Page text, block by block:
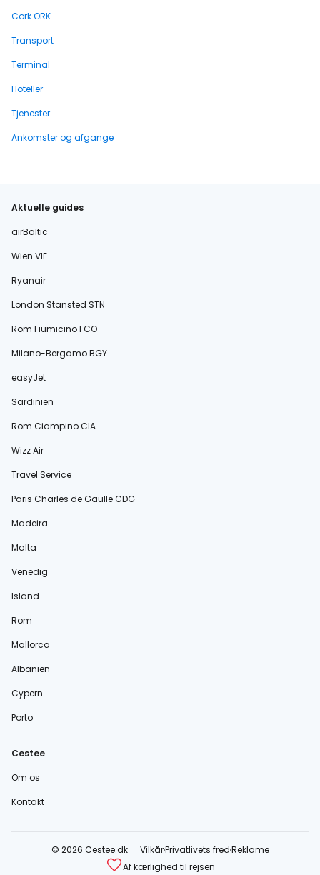
Cork ORK
Transport
Terminal
Hoteller
Tjenester
Ankomster og afgange
Aktuelle guides
airBaltic
Wien VIE
Ryanair
London Stansted STN
Rom Fiumicino FCO
Milano-Bergamo BGY
easyJet
Sardinien
Rom Ciampino CIA
Wizz Air
Travel Service
Paris Charles de Gaulle CDG
Madeira
Malta
Venedig
Island
Rom
Mallorca
Albanien
Cypern
Porto
Cestee
Om os
Kontakt
© 2026 Cestee.dk VilkårPrivatlivets fredReklame
Af kærlighed til rejsen